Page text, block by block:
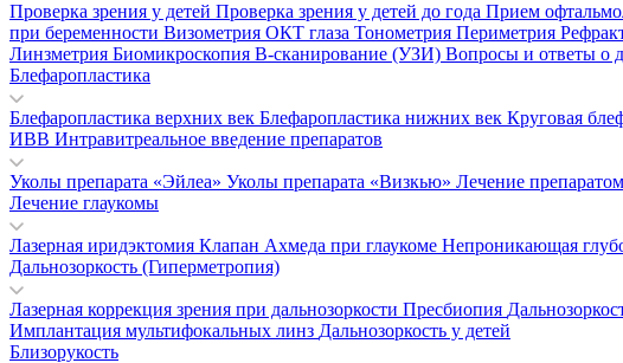
Проверка зрения у детей Проверка зрения у детей до года Прием
при беременности Визометрия ОКТ глаза Тонометрия Периметрия
Линзметрия Биомикроскопия В-сканирование (УЗИ) Вопросы и ответы о
Блефаропластика
Блефаропластика верхних век Блефаропластика нижних век Круговая
ИВВ Интравитреальное введение препаратов
Уколы препарата «Эйлеа» Уколы препарата «Визкью» Лечение
Лечение глаукомы
Лазерная иридэктомия Клапан Ахмеда при глаукоме Непроникающая
Дальнозоркость (Гиперметропия)
Лазерная коррекция зрения при дальнозоркости Пресбиопия
Имплантация мультифокальных линз Дальнозоркость у детей
Близорукость